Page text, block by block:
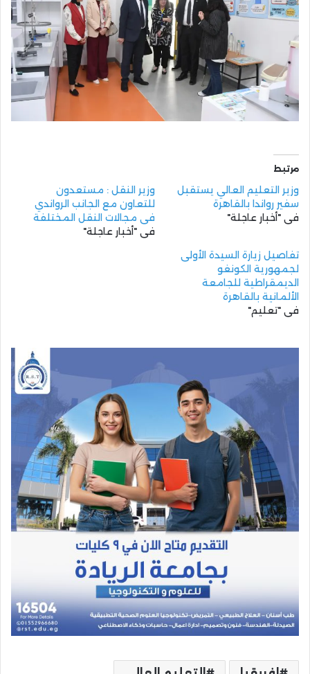
مرتبط
وزير التعليم العالي يستقبل
سفير رواندا بالقاهرة
في "أخبار عاجلة"
وزير النقل : مستعدون
للتعاون مع الجانب الرواندي
في مجالات النقل المختلفة
في "أخبار عاجلة"
تفاصيل زيارة السيدة الأولى
لجمهورية الكونغو
الديمقراطية للجامعة
الألمانية بالقاهرة
في "تعليم"